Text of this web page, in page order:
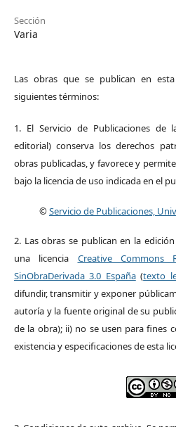
Sección
Varia
Las obras que se publican en
siguientes términos:
1. El Servicio de Publicaciones de
editorial) conserva los derechos
obras publicadas, y favorece y
bajo la licencia de uso indicada en el
©Servicio de Publicaciones,
2. Las obras se publican en la
una licencia Creative Commons
SinObraDerivada 3.0 España(texto
difundir, transmitir y exponer
autoría y la fuente original de su
de la obra); ii) no se usen para fines
existencia y especificaciones de esta